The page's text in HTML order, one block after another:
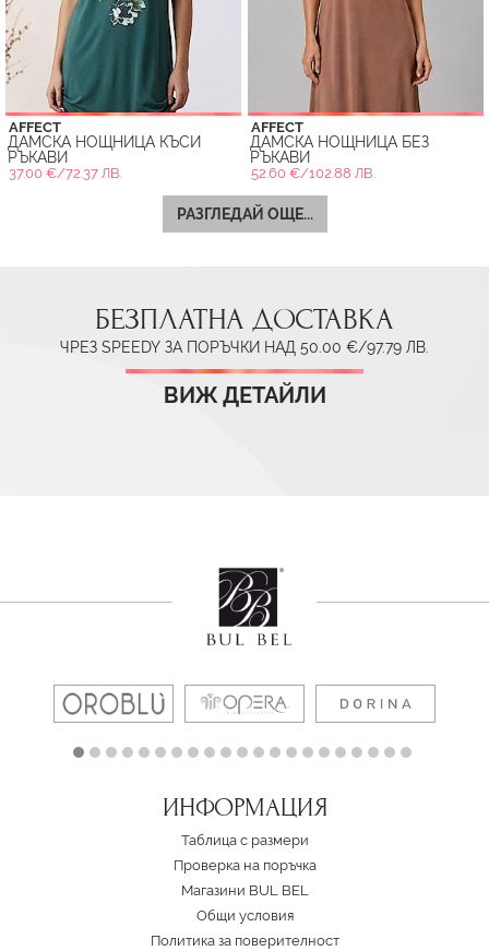
AFFECT
ДАМСКА НОЩНИЦА КЪСИ
РЪКАВИ
37.00 €/72.37 ЛВ.
AFFECT
ДАМСКА НОЩНИЦА БЕЗ
РЪКАВИ
52.60 €/102.88 ЛВ.
РАЗГЛЕДАЙ ОЩЕ...
БЕЗПЛАТНА ДОСТАВКА
ЧРЕЗ SPEEDY ЗА ПОРЪЧКИ НАД 50.00 €/97.79 ЛВ.
ВИЖ ДЕТАЙЛИ
ИНФОРМАЦИЯ
Таблица с размери
Проверка на поръчка
Магазини BUL BEL
Oбщи условия
Политика за поверителност